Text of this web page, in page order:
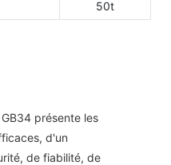
50t
présente les
d'un
de fiabilité, de